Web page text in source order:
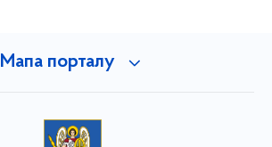
Мапа порталу